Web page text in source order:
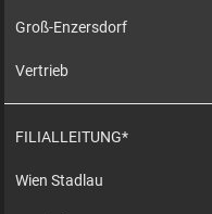
Groß-Enzersdorf
Vertrieb
FILIALLEITUNG*
Wien Stadlau